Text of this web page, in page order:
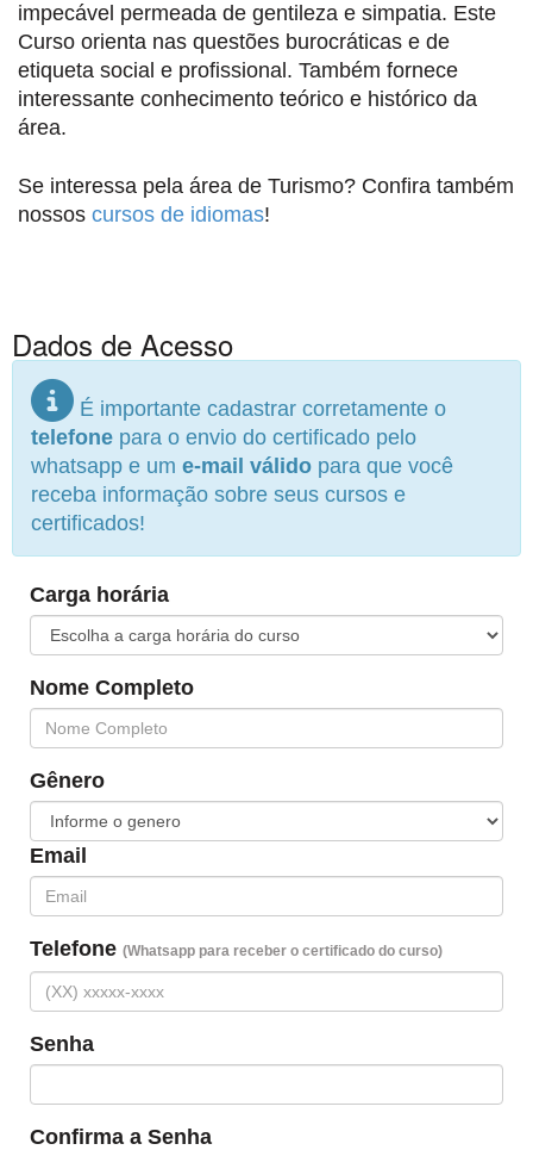
impecável permeada de gentileza e simpatia. Este
Curso orienta nas questões burocráticas e de
etiqueta social e profissional. Também fornece
interessante conhecimento teórico e histórico da
área.
Se interessa pela área de Turismo? Confira também
nossos cursos de idiomas!
Dados de Acesso
É importante cadastrar corretamente o
telefone para o envio do certificado pelo
whatsapp e um e-mail válido para que você
receba informação sobre seus cursos e
certificados!
Carga horária
Nome Completo
Gênero
Email
Telefone (Whatsapp para receber o certificado do curso)
Senha
Confirma a Senha